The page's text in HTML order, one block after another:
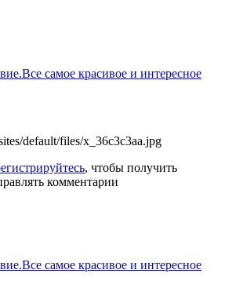
самое красивое и интересное
, чтобы получить
комментарии
самое красивое и интересное